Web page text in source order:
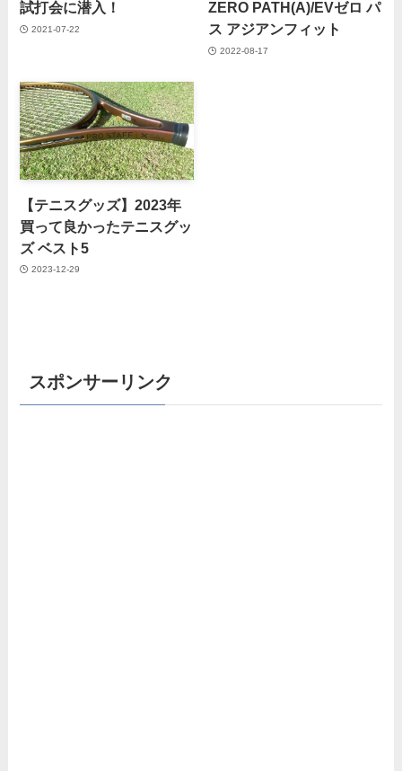
試打会に潜入！
2021-07-22
ZERO PATH(A)/EVゼロ パ
ス アジアンフィット
2022-08-17
【テニスグッズ】2023年
買って良かったテニスグッ
ズ ベスト5
2023-12-29
スポンサーリンク